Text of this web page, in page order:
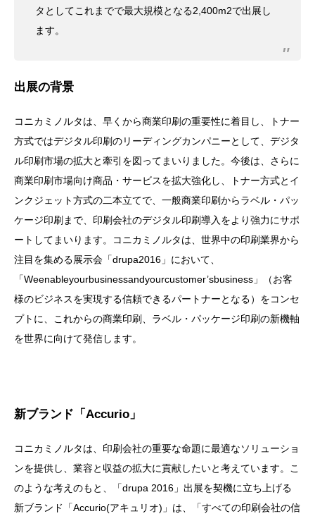
タとしてこれまでで最大規模となる2,400m2で出展し
ます。
出展の背景
コニカミノルタは、早くから商業印刷の重要性に着目し、トナー
方式ではデジタル印刷のリーディングカンパニーとして、デジタ
ル印刷市場の拡大と牽引を図ってまいりました。今後は、さらに
商業印刷市場向け商品・サービスを拡大強化し、トナー方式とイ
ンクジェット方式の二本立てで、一般商業印刷からラベル・パッ
ケージ印刷まで、印刷会社のデジタル印刷導入をより強力にサポ
ートしてまいります。コニカミノルタは、世界中の印刷業界から
注目を集める展示会「drupa2016」において、
「Weenableyourbusinessandyourcustomer’sbusiness」（お客
様のビジネスを実現する信頼できるパートナーとなる）をコンセ
プトに、これからの商業印刷、ラベル・パッケージ印刷の新機軸
を世界に向けて発信します。
新ブランド「Accurio」
コニカミノルタは、印刷会社の重要な命題に最適なソリューショ
ンを提供し、業容と収益の拡大に貢献したいと考えています。こ
のような考えのもと、「drupa 2016」出展を契機に立ち上げる
新ブランド「Accurio(アキュリオ)」は、「すべての印刷会社の信